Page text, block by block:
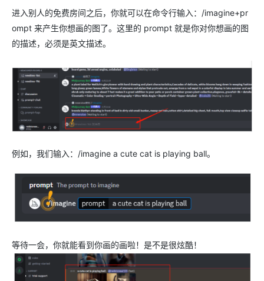
进入别人的免费房间之后，你就可以在命令行输入：/imagine+pr
ompt 来产生你想画的图了。这里的 prompt 就是你对你想画的图
的描述，必须是英文描述。
例如，我们输入：/imagine a cute cat is playing ball。
等待一会，你就能看到你画的画啦！是不是很炫酷！